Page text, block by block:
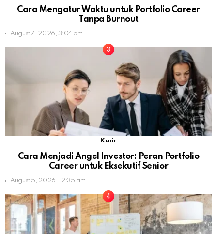
Cara Mengatur Waktu untuk Portfolio Career
Tanpa Burnout
August 7, 2026, 3:04 pm
Karir
Cara Menjadi Angel Investor: Peran Portfolio
Career untuk Eksekutif Senior
August 5, 2026, 12:35 am